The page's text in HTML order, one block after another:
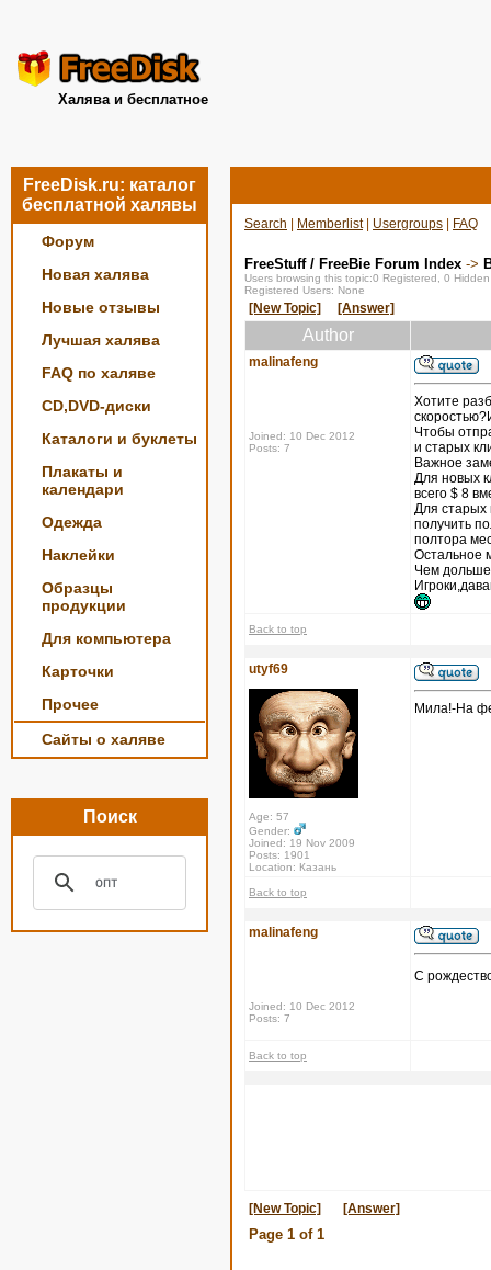
Халява и бесплатное
FreeDisk.ru: каталог
бесплатной халявы
Форум
Новая халява
Новые отзывы
Лучшая халява
FAQ по халяве
CD,DVD-диски
Каталоги и буклеты
Плакаты и
календари
Одежда
Наклейки
Образцы
продукции
Для компьютера
Карточки
Прочее
Сайты о халяве
Поиск
Search Memberlist| Usergroups FAQ
FreeStuff / FreeBie Forum Index ->
Users browsing this topic:0 Registered, 0
Registered Users: None
[New Topic] [Answer]
Author
malinafeng
Joined: 10 Dec 2012
Posts: 7
Хотите
Чтобы
и старых
Важное
Для новых
всего $ 8
Для старых
получить
полтора
Остальное
Чем дольше
Back to top
utyf69
Age: 57
Gender:
Joined: 19 Nov 2009
Posts: 1901
Location: Казань
Мила!-На
Back to top
malinafeng
Joined: 10 Dec 2012
Posts: 7
С
Back to top
[New Topic] [Answer]
Page 1 of 1